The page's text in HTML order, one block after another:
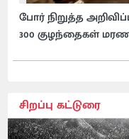
போர் நிறுத்த
300 குழந்தைகள்
சிறப்பு கட்டுரை